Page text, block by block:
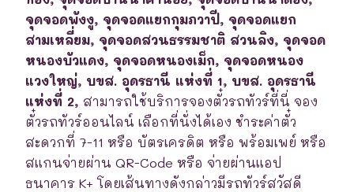
จุดจอดพังงู, จุดจอดแยกกุมภวาปี, จุดจอดแยก
สามเหลี่ยม, จุดจอดสวนธรรมชาติ สวนลิง, จุดจอด
หนองบัวแดง, จุดจอดหนองเม็ก, จุดจอดหนอง
แวงใหญ่, บขส. อุดรธานี แห่งที่ 1, บขส. อุดรธานี
แห่งที่ 2, สามารถใช้บริการจองตั๋วรถทัวร์ที่นี่ จอง
ตั๋วรถทัวร์ออนไลน์ เลือกที่นั่งได้เอง ชำระค่าตั๋ว
สะดวกที่ 7-11 หรือ บัตรเครดิต หรือ พร้อมเพย์ หรือ
สแกนจ่ายผ่าน QR-Code หรือ จ่ายผ่านแอป
ธนาคาร K+ โดยเส้นทางดังกล่าวมีรถทัวร์สวัสดี